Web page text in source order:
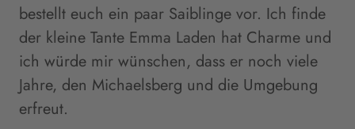
bestellt euch ein paar Saiblinge vor. Ich finde
der kleine Tante Emma Laden hat Charme und
ich würde mir wünschen, dass er noch viele
Jahre, den Michaelsberg und die Umgebung
erfreut.